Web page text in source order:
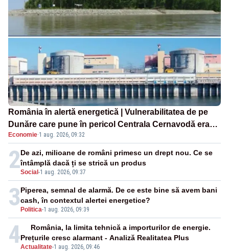
România în alertă energetică | Vulnerabilitatea de pe
Dunăre care pune în pericol Centrala Cernavodă era
cunoscută de pe vremea lui Ceaușescu
Economie·1 aug. 2026, 09:32
2Social -1 aug. 2026, 09:37
De azi, milioane de români primesc un drept nou. Ce se
întâmplă dacă ți se strică un produs
3 Politica-1 aug. 2026, 09:39
Piperea, semnal de alarmă. De ce este bine să avem bani
cash, în contextul alertei energetice?
4Actualitate-1 aug. 2026, 09:46
România, la limita tehnică a importurilor de energie.
Prețurile cresc alarmant - Analiză Realitatea Plus